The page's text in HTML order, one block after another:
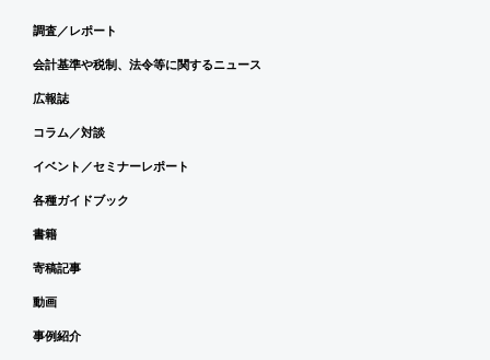
調査／レポート
会計基準や税制、法令等に関するニュース
広報誌
コラム／対談
イベント／セミナーレポート
各種ガイドブック
書籍
寄稿記事
動画
事例紹介